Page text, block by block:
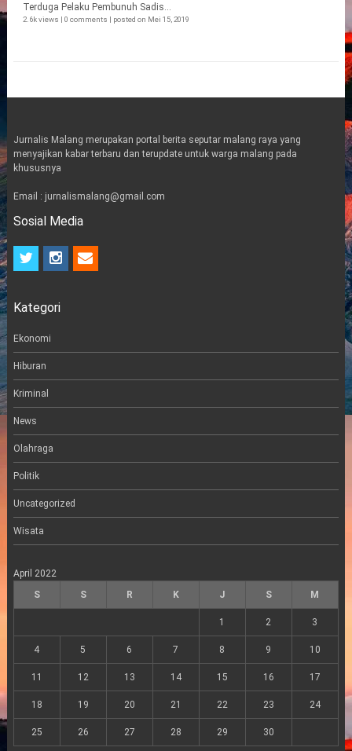
Terduga Pelaku Pembunuh Sadis...
2.6k views | 0 comments | posted on Mei 15, 2019
Jurnalis Malang merupakan portal berita seputar malang raya yang
menyajikan kabar terbaru dan terupdate untuk warga malang pada
khususnya
Email : jurnalismalang@gmail.com
Sosial Media
t
t
r
i
n
a
e
m
Kategori
Ekonomi
Hiburan
Kriminal
News
Olahraga
Politik
Uncategorized
Wisata
April 2022
S
S R K J S M
1 2 3
4 5 6 7 8 9 10
11 12 13 14 15 16 17
18 19 20 21 22 23 24
25 26 27 28 29 30